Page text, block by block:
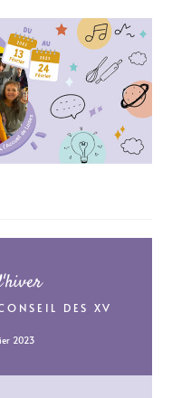
DES XV
2023